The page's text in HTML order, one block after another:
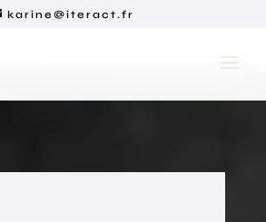
karine@iteract.fr